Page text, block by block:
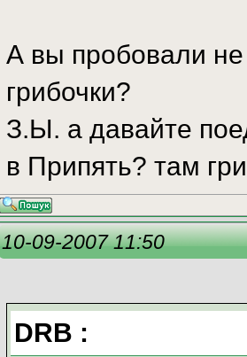
А вы пробовали не
грибочки?
З.Ы. а давайте
в Припять? там
10-09-2007 11:50
DRB :